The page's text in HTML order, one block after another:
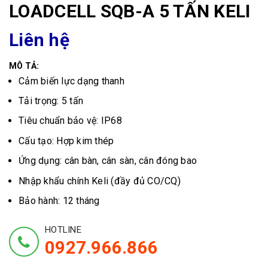
LOADCELL SQB-A 5 TẤN KELI
Liên hệ
MÔ TẢ:
Cảm biến lực dạng thanh
Tải trọng: 5 tấn
Tiêu chuẩn bảo vệ: IP68
Cấu tạo: Hợp kim thép
Ứng dụng: cân bàn, cân sàn, cân đóng bao
Nhập khẩu chính Keli (đầy đủ CO/CQ)
Bảo hành: 12 tháng
HOTLINE
0927.966.866